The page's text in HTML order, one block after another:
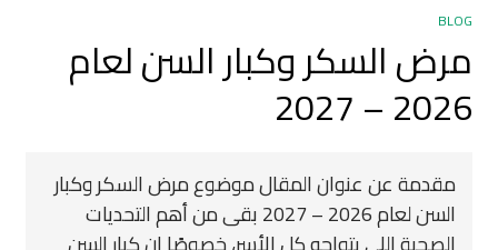
BLOG
مرض السكر وكبار السن لعام
2026 – 2027
مقدمة عن عنوان المقال موضوع مرض السكر وكبار
السن لعام 2026 – 2027 بقى من أهم التحديات